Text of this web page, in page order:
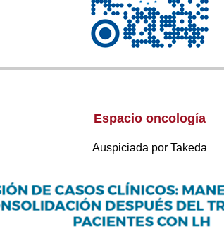
Espacio oncología
Auspiciada por Takeda